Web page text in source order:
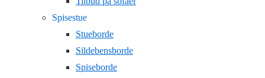
Spisestue
Stueborde
Sildebensborde
Spiseborde